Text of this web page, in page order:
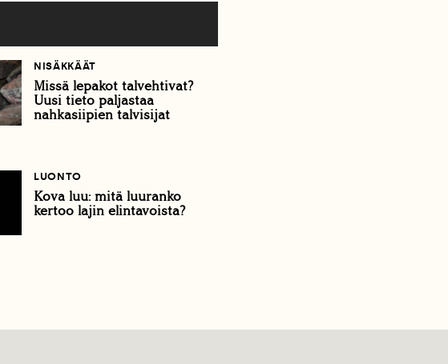
NISÄKKÄÄT
Missä lepakot talvehtivat?
Uusi tieto paljastaa
nahkasiipien talvisijat
LUONTO
Kova luu: mitä luuranko
kertoo lajin elintavoista?